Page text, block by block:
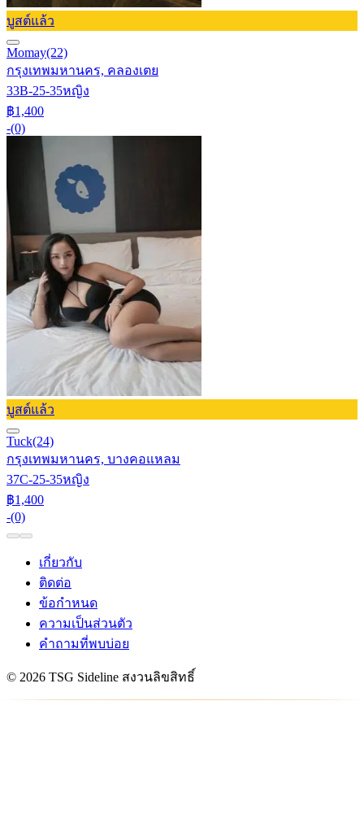
บูสต์แล้ว
Momay(22)
กรุงเทพมหานคร, คลองเตย
33B-25-35หญิง
฿1,400
-(0)
บูสต์แล้ว
Tuck(24)
กรุงเทพมหานคร, บางคอแหลม
37C-25-35หญิง
฿1,400
-(0)
เกี่ยวกับ
ติดต่อ
ข้อกำหนด
ความเป็นส่วนตัว
คำถามที่พบบ่อย
© 2026 TSG Sideline สงวนลิขสิทธิ์